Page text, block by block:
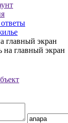
главный экран